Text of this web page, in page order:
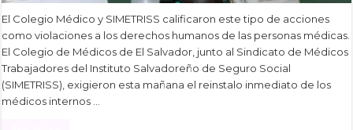
El Colegio Médico y SIMETRISS calificaron este tipo de acciones
como violaciones a los derechos humanos de las personas médicas.
El Colegio de Médicos de El Salvador, junto al Sindicato de Médicos
Trabajadores del Instituto Salvadoreño de Seguro Social
(SIMETRISS), exigieron esta mañana el reinstalo inmediato de los
médicos internos …